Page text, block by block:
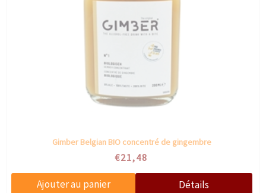
Gimber Belgian BIO concentré de gingembre
€21,48